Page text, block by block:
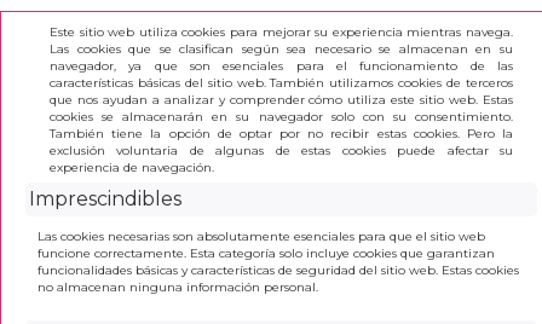
Este sitio web utiliza cookies para mejorar su experiencia mientras navega.
Las cookies que se clasifican según sea necesario se almacenan en su
navegador, ya que son esenciales para el funcionamiento de las
características básicas del sitio web. También utilizamos cookies de terceros
que nos ayudan a analizar y comprender cómo utiliza este sitio web. Estas
cookies se almacenarán en su navegador solo con su consentimiento.
También tiene la opción de optar por no recibir estas cookies. Pero la
exclusión voluntaria de algunas de estas cookies puede afectar su
experiencia de navegación.
Imprescindibles
Las cookies necesarias son absolutamente esenciales para que el sitio web
funcione correctamente. Esta categoría solo incluye cookies que garantizan
funcionalidades básicas y características de seguridad del sitio web. Estas cookies
no almacenan ninguna información personal.
La páginacarpetas de gomas
encuentra disponible